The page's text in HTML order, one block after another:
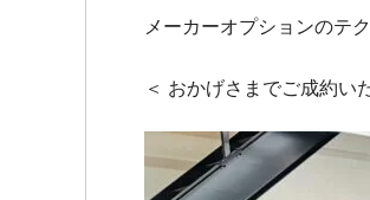
メーカーオプションのテ
＜ おかげさまでご成約い